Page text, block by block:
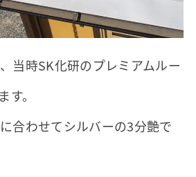
当時SK化研のプレミアムルー
す。
合わせてシルバーの3分艶で